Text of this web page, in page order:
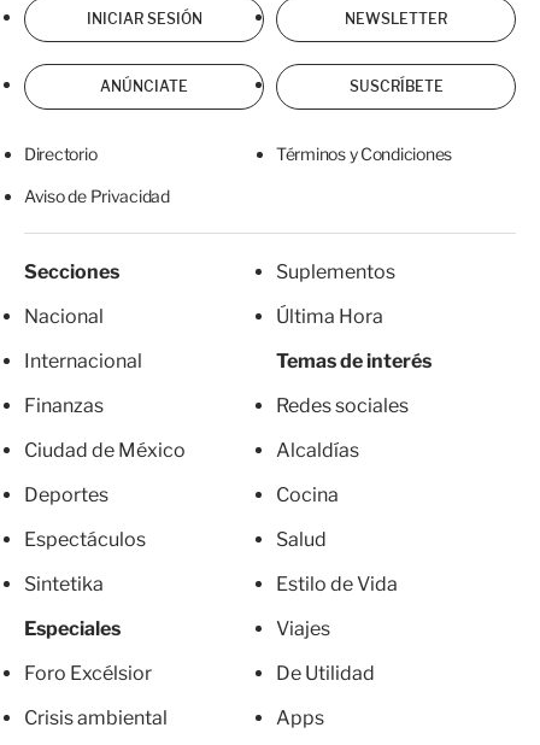
INICIAR SESIÓN NEWSLETTER
ANÚNCIATE SUSCRÍBETE
Directorio Términos y Condiciones
Aviso de Privacidad
Secciones
Nacional
Internacional
Finanzas
Ciudad de México
Deportes
Espectáculos
Sintetika
Especiales
Foro Excélsior
Crisis ambiental
Suplementos
Última Hora
Temas de interés
Redes sociales
Alcaldías
Cocina
Salud
Estilo de Vida
Viajes
De Utilidad
Apps